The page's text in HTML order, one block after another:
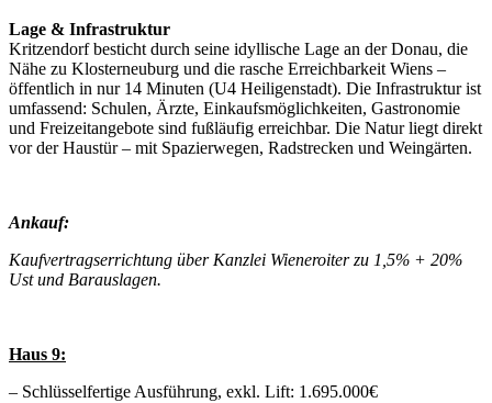
Lage & Infrastruktur
Kritzendorf besticht durch seine idyllische Lage an der Donau, die
Nähe zu Klosterneuburg und die rasche Erreichbarkeit Wiens –
öffentlich in nur 14 Minuten (U4 Heiligenstadt). Die Infrastruktur ist
umfassend: Schulen, Ärzte, Einkaufsmöglichkeiten, Gastronomie
und Freizeitangebote sind fußläufig erreichbar. Die Natur liegt direkt
vor der Haustür – mit Spazierwegen, Radstrecken und Weingärten.
Ankauf:
Kaufvertragserrichtung über Kanzlei Wieneroiter zu 1,5% + 20%
Ust und Barauslagen.
Haus 9:
– Schlüsselfertige Ausführung, exkl. Lift: 1.695.000€